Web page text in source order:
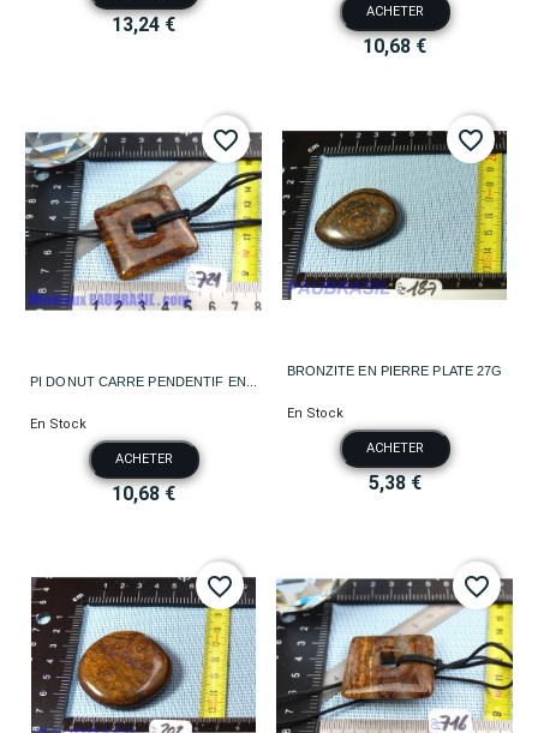
13,24 €
ACHETER
10,68 €
PI DONUT CARRE PENDENTIF EN...
En Stock
ACHETER
10,68 €
favorite_border
BRONZITE EN PIERRE PLATE 27G
En Stock
ACHETER
5,38 €
favorite_border
favorite_border favorite_border